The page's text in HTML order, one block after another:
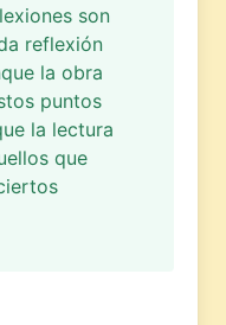
son
reflexión
la obra
puntos
la lectura
que